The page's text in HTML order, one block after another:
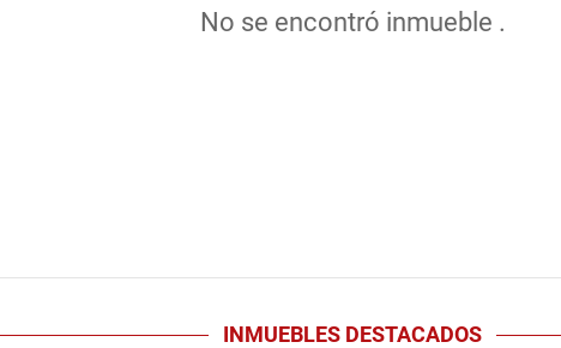
No se encontró inmueble .
INMUEBLES DESTACADOS